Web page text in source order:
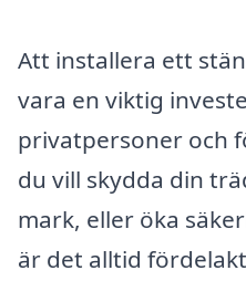
Att installera ett
vara en viktig
privatpersoner och
du vill skydda din
mark, eller öka
är det alltid